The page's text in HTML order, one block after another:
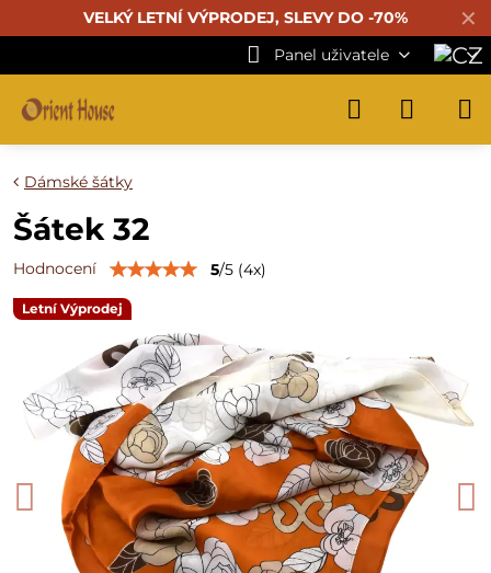
✕
VELKÝ LETNÍ VÝPRODEJ, SLEVY DO -70%
Panel uživatele
Letní Výprodej
Dámské šátky
Šátek 32
Hodnocení 5/5 (4x)